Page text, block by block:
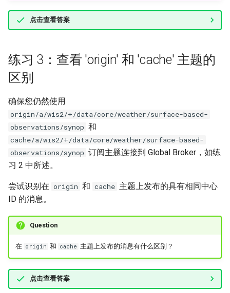
点击查看答案
练习 3：查看 'origin' 和 'cache' 主题的
区别
确保您仍然使用
origin/a/wis2/+/data/core/weather/surface-based-
observations/synop 和
cache/a/wis2/+/data/core/weather/surface-based-
observations/synop 订阅主题连接到 Global Broker，如练
习 2 中所述。
尝试识别在 origin 和 cache 主题上发布的具有相同中心
ID 的消息。
Question
在 origin 和 cache 主题上发布的消息有什么区别？
点击查看答案